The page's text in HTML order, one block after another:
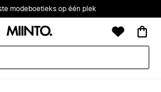
modeboetieks op één plek